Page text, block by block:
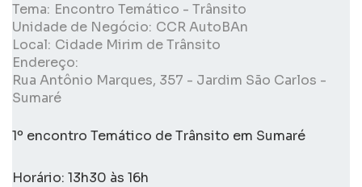
Tema: Encontro Temático - Trânsito
Unidade de Negócio: CCR AutoBAn
Local: Cidade Mirim de Trânsito
Endereço:
Rua Antônio Marques, 357 - Jardim São Carlos -
Sumaré
1º encontro Temático de Trânsito em Sumaré
Horário: 13h30 às 16h